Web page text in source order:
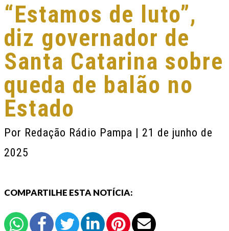
“Estamos de luto”,
diz governador de
Santa Catarina sobre
queda de balão no
Estado
Por Redação Rádio Pampa | 21 de junho de
2025
COMPARTILHE ESTA NOTÍCIA: